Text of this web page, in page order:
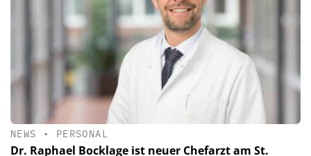
NEWS • PERSONAL
Dr. Raphael Bocklage ist neuer Chefarzt am St.